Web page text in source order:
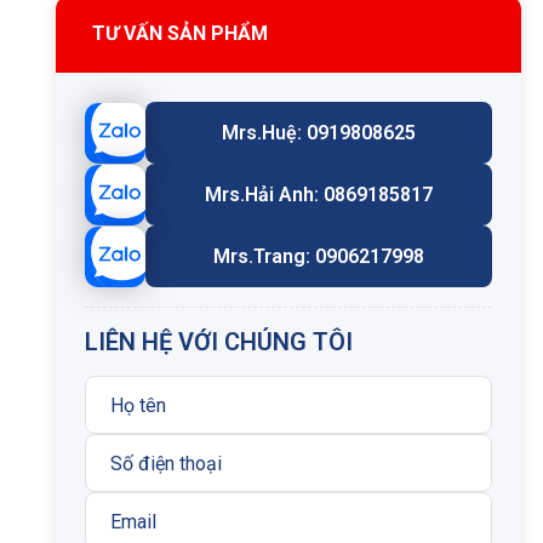
TƯ VẤN SẢN PHẨM
Mrs.Huệ: 0919808625
Mrs.Hải Anh: 0869185817
Mrs.Trang: 0906217998
LIÊN HỆ VỚI CHÚNG TÔI